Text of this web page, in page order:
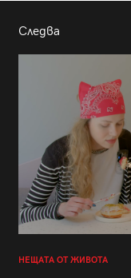
Следва
НЕЩАТА ОТ ЖИВОТА